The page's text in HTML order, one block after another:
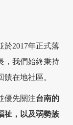
於2017年正式落
，我們始終秉持
饋在地社區。
優先關注台南的
祉，以及弱勢族